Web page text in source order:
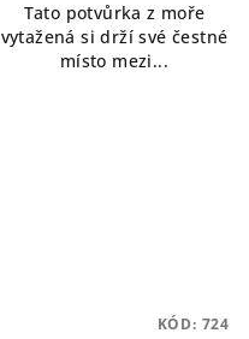
Tato potvůrka z moře
vytažená si drží své čestné
místo mezi...
KÓD: 724